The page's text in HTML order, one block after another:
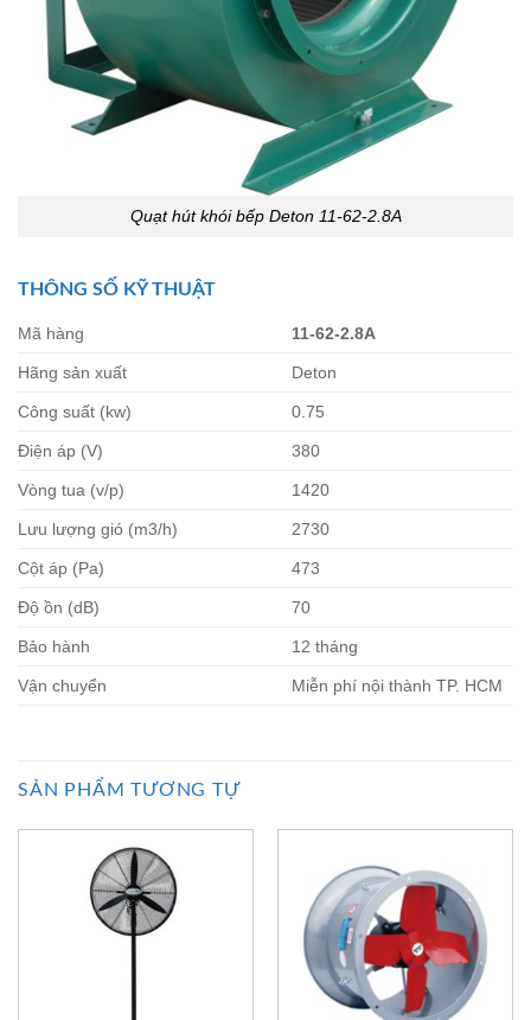
Quạt hút khói bếp Deton 11-62-2.8A
THÔNG SỐ KỸ THUẬT
Mã hàng 11-62-2.8A
Hãng sản xuất Deton
Công suất (kw) 0.75
Điện áp (V) 380
Vòng tua (v/p) 1420
Lưu lượng gió (m3/h) 2730
Cột áp (Pa) 473
Độ ồn (dB) 70
Bảo hành 12 tháng
Vận chuyển Miễn phí nội thành TP. HCM
SẢN PHẨM TƯƠNG TỰ